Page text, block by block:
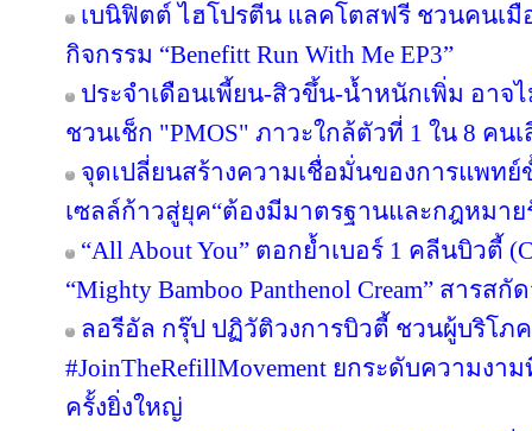
เบนิฟิตต์ ไฮโปรตีน แลคโตสฟรี ชวนคนเ
กิจกรรม “Benefitt Run With Me EP3”
ประจำเดือนเพี้ยน-สิวขึ้น-น้ำหนักเพิ่ม อาจ
ชวนเช็ก "PMOS" ภาวะใกล้ตัวที่ 1 ใน 8 คน
จุดเปลี่ยนสร้างความเชื่อมั่นของการแพท
เซลล์ก้าวสู่ยุค“ต้องมีมาตรฐานและกฎหมาย
“All About You” ตอกย้ำเบอร์ 1 คลีนบิวตี้
“Mighty Bamboo Panthenol Cream” สารส
ลอรีอัล กรุ๊ป ปฏิวัติวงการบิวตี้ ชวนผู้บริโภ
#JoinTheRefillMovement ยกระดับความง
ครั้งยิ่งใหญ่